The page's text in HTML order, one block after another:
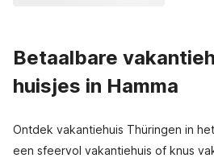
Betaalbare
huisjes in Hamma
Ontdek vakantiehuis Thüringen in
een sfeervol vakantiehuis of knus